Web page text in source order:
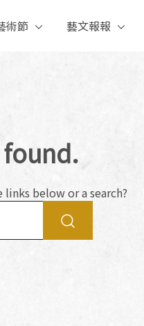
」，客語稱為「伯公」
土地公而舉辦的工藝、音
術節 藝文報報
below or a search?